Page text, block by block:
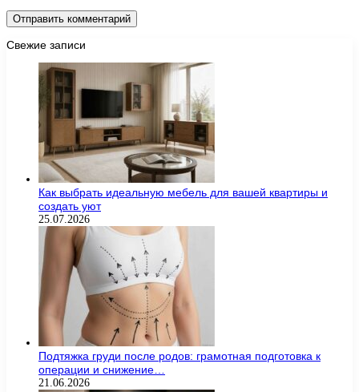
Свежие записи
Как выбрать идеальную мебель для вашей квартиры и
создать уют
25.07.2026
Подтяжка груди после родов: грамотная подготовка к
операции и снижение…
21.06.2026